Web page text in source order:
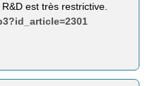
est très restrictive.